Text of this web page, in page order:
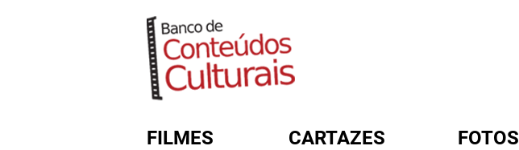
FILMES CARTAZES FOTOS